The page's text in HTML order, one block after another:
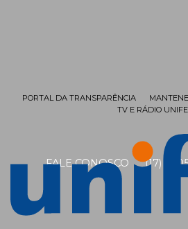
FALE CONOSCO (17)
PORTAL DA TRANSPARÊNCIA
TV E RÁDIO